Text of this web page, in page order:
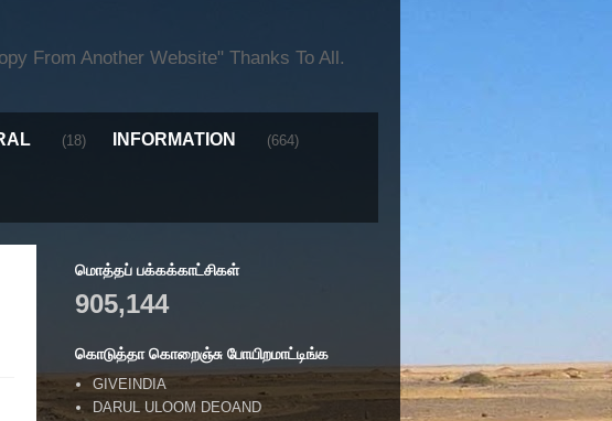
From Another Website" Thanks To All.
(18) INFORMATION (664)
மொத்தப் பக்கக்காட்சிகள்
905,144
கொடுத்தா கொறைஞ்சு போயிறமாட்டிங்க
GIVEINDIA
DARUL ULOOM DEOAND